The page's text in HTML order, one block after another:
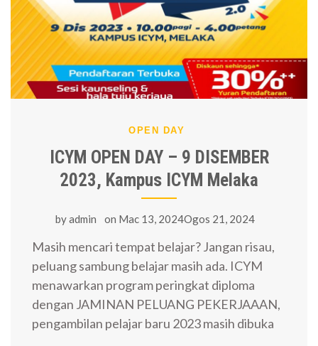
OPEN DAY
ICYM OPEN DAY – 9 DISEMBER
2023, Kampus ICYM Melaka
byadmin on Mac 13, 2024Ogos 21, 2024
Masih mencari tempat belajar? Jangan risau,
peluang sambung belajar masih ada. ICYM
menawarkan program peringkat diploma
dengan JAMINAN PELUANG PEKERJAAAN,
pengambilan pelajar baru 2023 masih dibuka